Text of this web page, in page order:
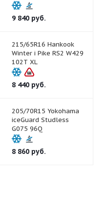
9 840руб.
215/65R16 Hankook
Winter i Pike RS2 W429
102T XL
8 440руб.
205/70R15 Yokohama
iceGuard Studless
G075 96Q
8 860руб.